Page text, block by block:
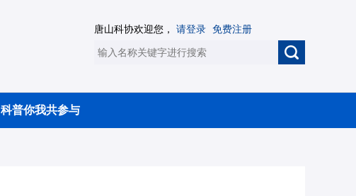
唐山科协欢迎您， 请登录 免费注册
科普你我共参与